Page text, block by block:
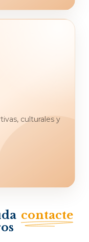
culturales y
contacte